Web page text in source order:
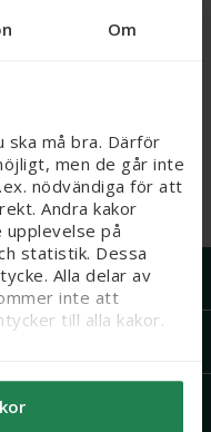
Om
må bra. Därför
men de går inte
nödvändiga för att
Andra kakor
på
statistik. Dessa
Alla delar av
inte att
till alla kakor.
eftersom vi bl. a.
som receptfria